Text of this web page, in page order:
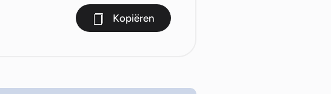
Kopiëren